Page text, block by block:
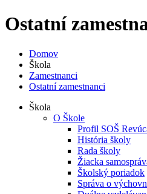
Ostatní
Domov
Škola
Zamestnanci
Ostatní zamestnanci
Škola
O Škole
Profil SOŠ
História školy
Rada školy
Žiacka
Školský poriadok
Správa o